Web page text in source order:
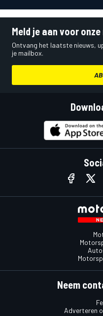
Meld je aan voor
Ontvang het laatste nieuws,
je mailbox.
Neem
Adverteren